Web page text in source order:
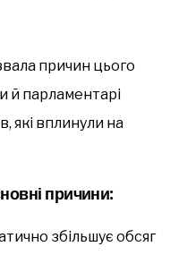
причин цього
й парламентарі
які вплинули на
причини:
збільшує обсяг